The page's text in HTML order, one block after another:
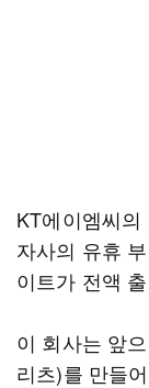
KT에이엠씨
자사의 유휴
이트가 전액
이 회사는 앞
리츠)를 만들